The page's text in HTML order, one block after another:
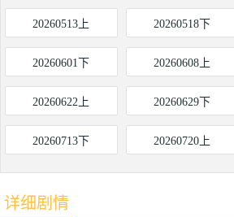
20260513上 20260518下
20260601下 20260608上
20260622上 20260629下
20260713下 20260720上
详细剧情